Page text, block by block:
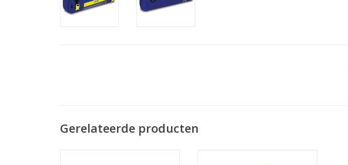
Gerelateerde producten